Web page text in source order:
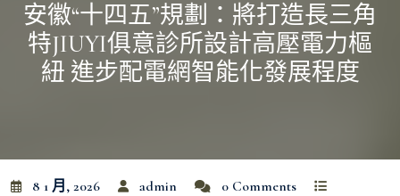
安徽“十四五”規劃：將打造長三角
特JIUYI俱意診所設計高壓電力樞
紐 進步配電網智能化發展程度
8 1 月, 2026 admin
0 Comments